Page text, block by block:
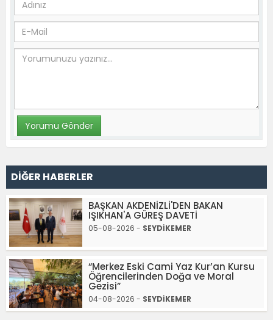
DİĞER HABERLER
BAŞKAN AKDENİZLİ'DEN BAKAN
IŞIKHAN'A GÜREŞ DAVETİ
05-08-2026 - SEYDİKEMER
“Merkez Eski Cami Yaz Kur’an Kursu
Öğrencilerinden Doğa ve Moral
Gezisi”
04-08-2026 - SEYDİKEMER